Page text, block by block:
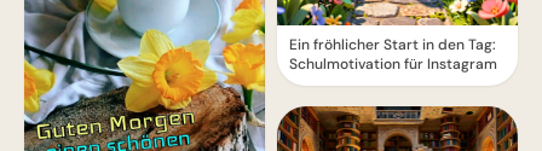
Ein fröhlicher Start in den Tag:
Schulmotivation für Instagram